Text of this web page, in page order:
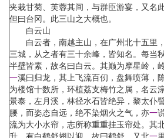
夹栽甘菊、芙蓉其间，与群臣游宴，又名
但曰台冈。此三山之大概也。
白云山
白云者，南越主山，在广州北十五里
三城，从之者有三十余峰，皆知名。每当
半壁皆素，故名曰白云。其巅为摩星岭，
一溪曰归龙，其上飞流百仞，盘舞喷薄，
为楼馆十数所，环植荔支梅竹之属，名云
景泰，左月溪，林径水石皆绝异，黎太仆
腰，而姿态自远，绝不染烟火之气，亦一
流为大小水帘，志所称重重挂玉帘处。其
升，有白鹤舒翅以迎，故曰鹤舒。又北一